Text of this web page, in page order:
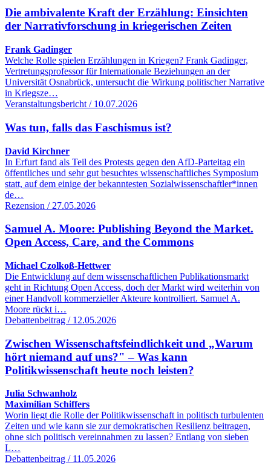
Die ambivalente Kraft der Erzählung: Einsichten
der Narrativforschung in kriegerischen Zeiten
Frank Gadinger
Welche Rolle spielen Erzählungen in Kriegen? Frank Gadinger,
Vertretungsprofessor für Internationale Beziehungen an der
Universität Osnabrück, untersucht die Wirkung politischer Narrative
in Kriegsze…
Veranstaltungsbericht / 10.07.2026
Was tun, falls das Faschismus ist?
David Kirchner
In Erfurt fand als Teil des Protests gegen den AfD-Parteitag ein
öffentliches und sehr gut besuchtes wissenschaftliches Symposium
statt, auf dem einige der bekanntesten Sozialwissenschaftler*innen
de…
Rezension / 27.05.2026
Samuel A. Moore: Publishing Beyond the Market.
Open Access, Care, and the Commons
Michael Czolkoß-Hettwer
Die Entwicklung auf dem wissenschaftlichen Publikationsmarkt
geht in Richtung Open Access, doch der Markt wird weiterhin von
einer Handvoll kommerzieller Akteure kontrolliert. Samuel A.
Moore rückt i…
Debattenbeitrag / 12.05.2026
Zwischen Wissenschaftsfeindlichkeit und „Warum
hört niemand auf uns?" – Was kann
Politikwissenschaft heute noch leisten?
Julia Schwanholz
Maximilian Schiffers
Worin liegt die Rolle der Politikwissenschaft in politisch turbulenten
Zeiten und wie kann sie zur demokratischen Resilienz beitragen,
ohne sich politisch vereinnahmen zu lassen? Entlang von sieben
L…
Debattenbeitrag / 11.05.2026